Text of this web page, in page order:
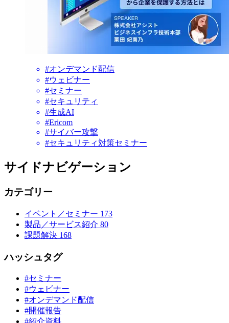
#オンデマンド配信
#ウェビナー
#セミナー
#セキュリティ
#生成AI
#Ericom
#サイバー攻撃
#セキュリティ対策セミナー
サイドナビゲーション
カテゴリー
イベント／セミナー 173
製品／サービス紹介 80
課題解決 168
ハッシュタグ
#セミナー
#ウェビナー
#オンデマンド配信
#開催報告